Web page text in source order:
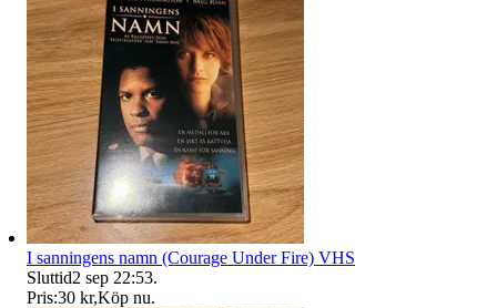
I sanningens namn (Courage Under Fire) VHS
Sluttid2 sep 22:53.
Pris:30 kr,Köp nu.